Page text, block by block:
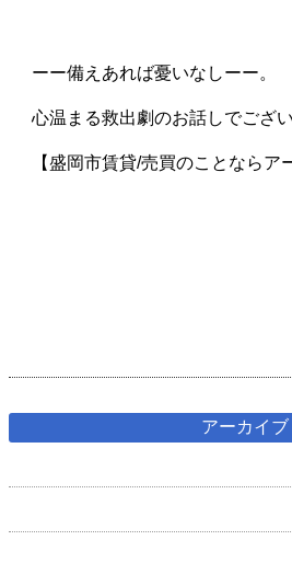
ーー備えあれば憂いなしーー。
心温まる救出劇のお話しでござ
【盛岡市賃貸/売買のことならア
アーカイブ